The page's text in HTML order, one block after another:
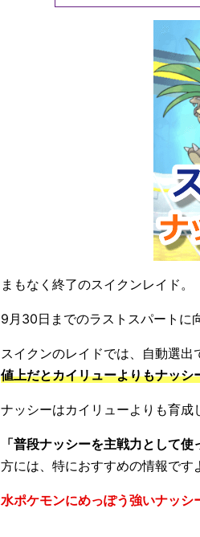
まもなく終了のスイクンレイド。
9月30日までのラストスパートに
スイクンのレイドでは、自動選出
値上だとカイリューよりもナッ
ナッシーはカイリューよりも育成
「普段ナッシーを主戦力として
方には、特におすすめの情報です
水ポケモンにめっぽう強いナッシ